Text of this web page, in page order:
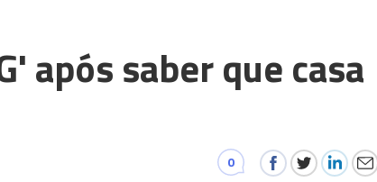
após saber que casa
0